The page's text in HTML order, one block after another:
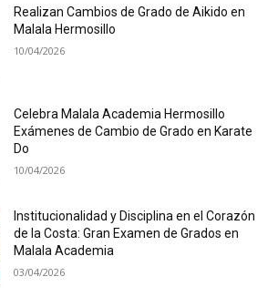
Realizan Cambios de Grado de Aikido en
Malala Hermosillo
10/04/2026
Celebra Malala Academia Hermosillo
Exámenes de Cambio de Grado en Karate
Do
10/04/2026
Institucionalidad y Disciplina en el Corazón
de la Costa: Gran Examen de Grados en
Malala Academia
03/04/2026